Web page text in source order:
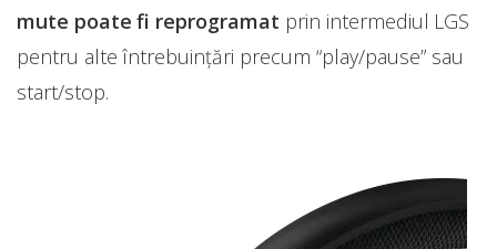
mute poate fi reprogramat prin intermediul LGS
pentru alte întrebuințări precum “play/pause” sau
start/stop.